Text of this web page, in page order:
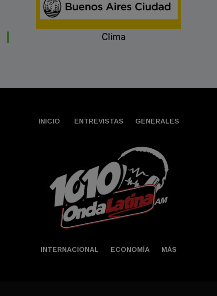
Clima
INICIO ENTREVISTAS GENERALES
INTERNACIONAL ECONOMÍA MÁS